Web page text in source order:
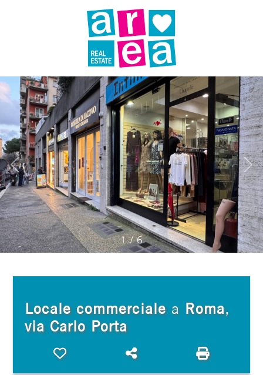
1 / 6
Locale commercialea Roma,
via Carlo Porta
Preferiti: Cod. carlo porta c/1
Condividi Stampa:
VENDI
UNA
PROPRIETÀ
LAVORA
CON
NOI
Contratto
Qualsiasi
Vendita
Affitto
Scegli
dove